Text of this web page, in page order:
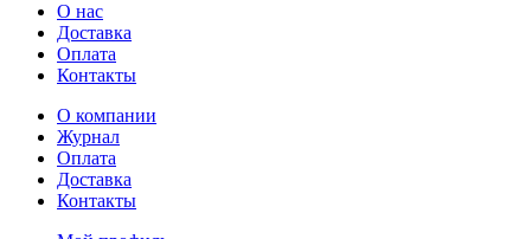
О нас
Доставка
Оплата
Контакты
О компании
Журнал
Оплата
Доставка
Контакты